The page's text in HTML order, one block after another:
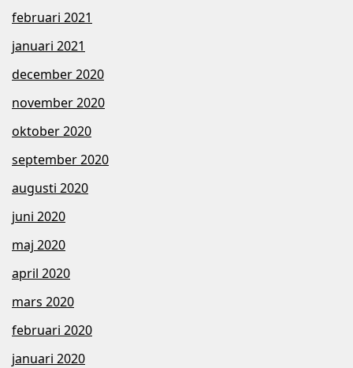
februari 2021
januari 2021
december 2020
november 2020
oktober 2020
september 2020
augusti 2020
juni 2020
maj 2020
april 2020
mars 2020
februari 2020
januari 2020